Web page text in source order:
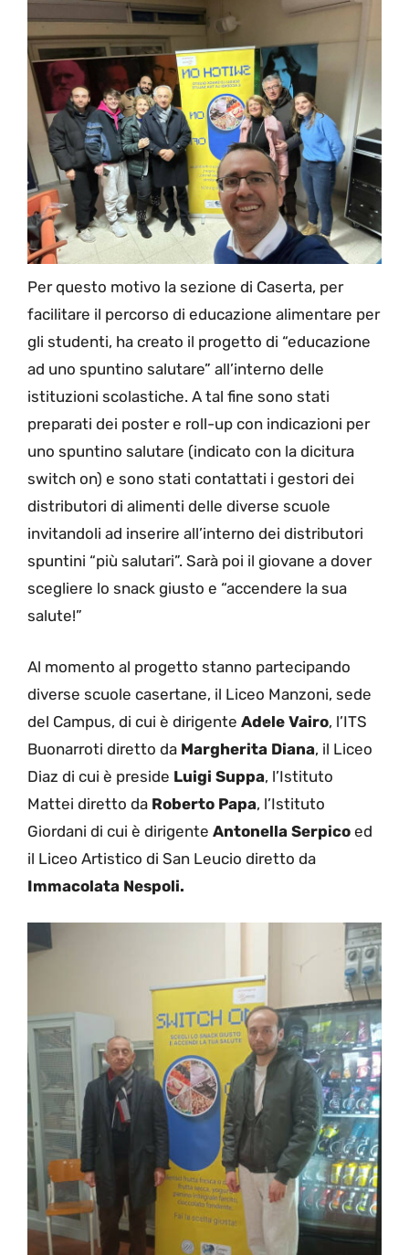
Per questo motivo la sezione di Caserta, per
facilitare il percorso di educazione alimentare per
gli studenti, ha creato il progetto di “educazione
ad uno spuntino salutare” all’interno delle
istituzioni scolastiche. A tal fine sono stati
preparati dei poster e roll-up con indicazioni per
uno spuntino salutare (indicato con la dicitura
switch on) e sono stati contattati i gestori dei
distributori di alimenti delle diverse scuole
invitandoli ad inserire all’interno dei distributori
spuntini “più salutari”. Sarà poi il giovane a dover
scegliere lo snack giusto e “accendere la sua
salute!”
Al momento al progetto stanno partecipando
diverse scuole casertane, il Liceo Manzoni, sede
del Campus, di cui è dirigente Adele Vairo, l’ITS
Buonarroti diretto da Margherita Diana, il Liceo
Diaz di cui è preside Luigi Suppa, l’Istituto
Mattei diretto da Roberto Papa, l’Istituto
Giordani di cui è dirigente Antonella Serpico ed
il Liceo Artistico di San Leucio diretto da
Immacolata Nespoli.